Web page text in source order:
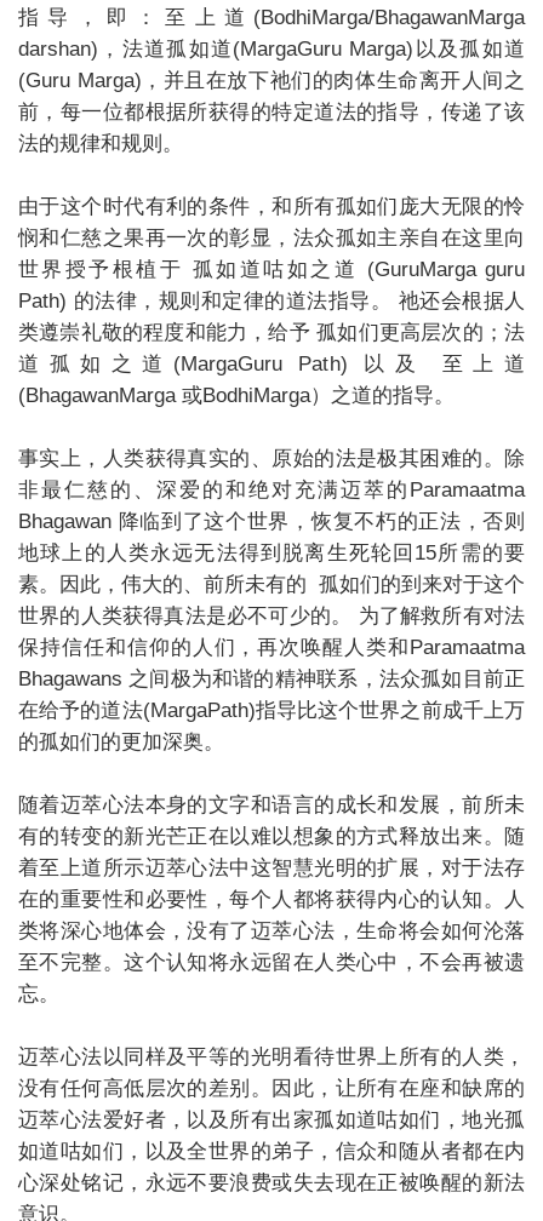
指导，即：至上道(BodhiMarga/BhagawanMarga
darshan)，法道孤如道(MargaGuru Marga)以及孤如道
(Guru Marga)，并且在放下祂们的肉体生命离开人间之
前，每一位都根据所获得的特定道法的指导，传递了该
法的规律和规则。
由于这个时代有利的条件，和所有孤如们庞大无限的怜
悯和仁慈之果再一次的彰显，法众孤如主亲自在这里向
世界授予根植于 孤如道咕如之道 (GuruMarga guru
Path) 的法律，规则和定律的道法指导。 祂还会根据人
类遵崇礼敬的程度和能力，给予 孤如们更高层次的；法
道孤如之道(MargaGuru Path) 以及 至上道
(BhagawanMarga 或BodhiMarga）之道的指导。
事实上，人类获得真实的、原始的法是极其困难的。除
非最仁慈的、深爱的和绝对充满迈萃的Paramaatma
Bhagawan 降临到了这个世界，恢复不朽的正法，否则
地球上的人类永远无法得到脱离生死轮回15所需的要
素。因此，伟大的、前所未有的 孤如们的到来对于这个
世界的人类获得真法是必不可少的。 为了解救所有对法
保持信任和信仰的人们，再次唤醒人类和Paramaatma
Bhagawans 之间极为和谐的精神联系，法众孤如目前正
在给予的道法(MargaPath)指导比这个世界之前成千上万
的孤如们的更加深奥。
随着迈萃心法本身的文字和语言的成长和发展，前所未
有的转变的新光芒正在以难以想象的方式释放出来。随
着至上道所示迈萃心法中这智慧光明的扩展，对于法存
在的重要性和必要性，每个人都将获得内心的认知。人
类将深心地体会，没有了迈萃心法，生命将会如何沦落
至不完整。这个认知将永远留在人类心中，不会再被遗
忘。
迈萃心法以同样及平等的光明看待世界上所有的人类，
没有任何高低层次的差别。因此，让所有在座和缺席的
迈萃心法爱好者，以及所有出家孤如道咕如们，地光孤
如道咕如们，以及全世界的弟子，信众和随从者都在内
心深处铭记，永远不要浪费或失去现在正被唤醒的新法
意识。